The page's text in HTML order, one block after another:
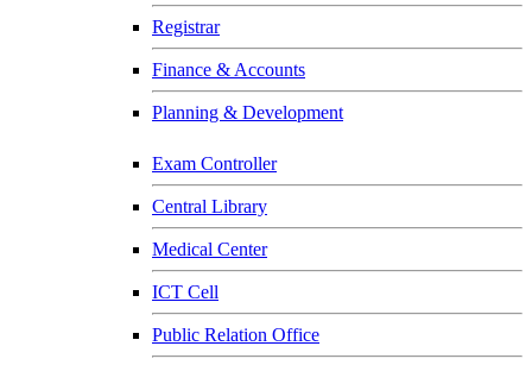
Registrar
Finance & Accounts
Planning & Development
Exam Controller
Central Library
Medical Center
ICT Cell
Public Relation Office